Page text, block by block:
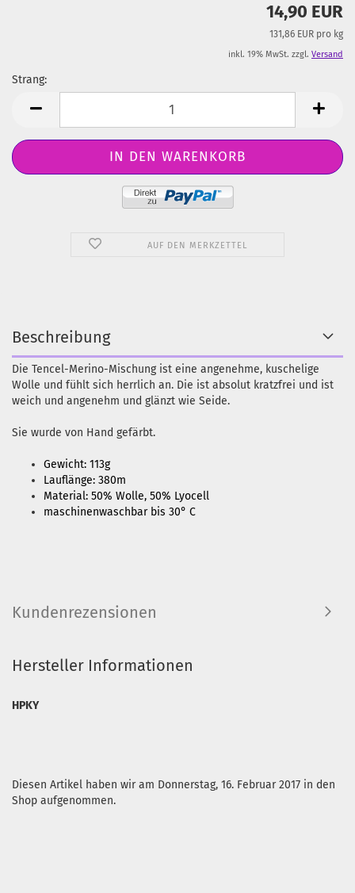
14,90 EUR
131,86 EUR pro kg
inkl. 19% MwSt. zzgl. Versand
Strang:
AUF DEN MERKZETTEL
Beschreibung
Die Tencel-Merino-Mischung ist eine angenehme, kuschelige
Wolle und fühlt sich herrlich an. Die ist absolut kratzfrei und ist
weich und angenehm und glänzt wie Seide.
Sie wurde von Hand gefärbt.
Gewicht: 113g
Lauflänge: 380m
Material: 50% Wolle, 50% Lyocell
maschinenwaschbar bis 30° C
Kundenrezensionen
Hersteller Informationen
HPKY
Diesen Artikel haben wir am Donnerstag, 16. Februar 2017 in den
Shop aufgenommen.